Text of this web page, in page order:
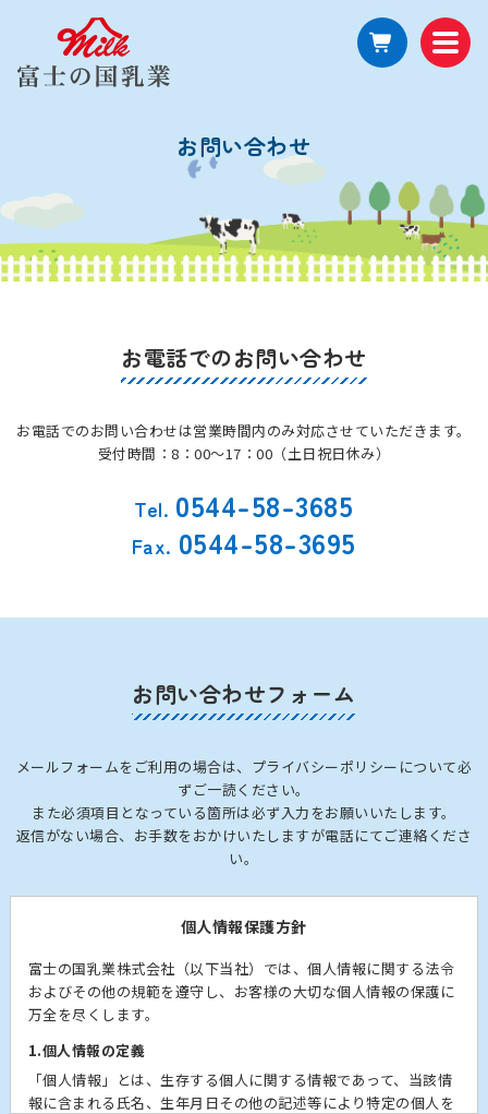
お問い合わせ
お電話でのお問い合わせ
お電話でのお問い合わせは営業時間内のみ対応させていただきます。
受付時間：8：00～17：00（土日祝日休み）
Tel. 0544-58-3685
Fax. 0544-58-3695
お問い合わせフォーム
メールフォームをご利用の場合は、プライバシーポリシーについて必
ずご一読ください。
また必須項目となっている箇所は必ず入力をお願いいたします。
返信がない場合、お手数をおかけいたしますが電話にてご連絡くださ
い。
個人情報保護方針
富士の国乳業株式会社（以下当社）では、個人情報に関する法令
およびその他の規範を遵守し、お客様の大切な個人情報の保護に
万全を尽くします。
1.個人情報の定義
「個人情報」とは、生存する個人に関する情報であって、当該情
報に含まれる氏名、生年月日その他の記述等により特定の個人を